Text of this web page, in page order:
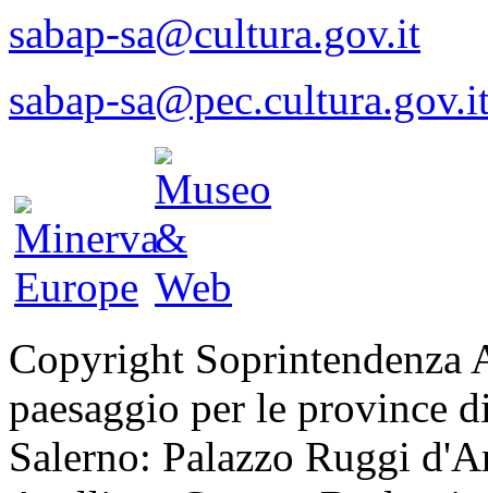
sabap-sa@cultura.gov.it
sabap-
Copyright Soprintendenza
paesaggio per le province
Salerno: Palazzo Ruggi